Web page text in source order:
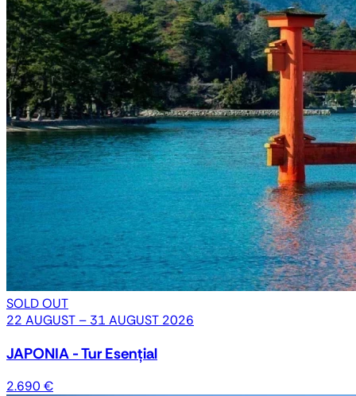
SOLD OUT
22 AUGUST – 31 AUGUST 2026
JAPONIA - Tur Esențial
2.690 €